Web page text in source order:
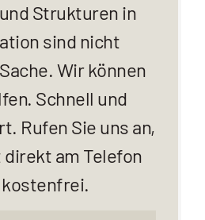
Strukturen in
sind nicht
Wir können
Schnell und
Rufen Sie uns an,
am Telefon